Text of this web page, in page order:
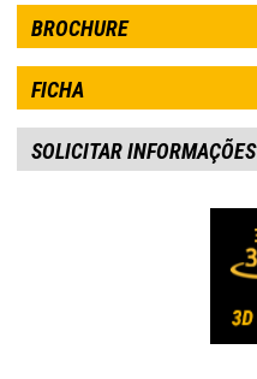
BROCHURE
FICHA
SOLICITAR INFORMAÇÕES